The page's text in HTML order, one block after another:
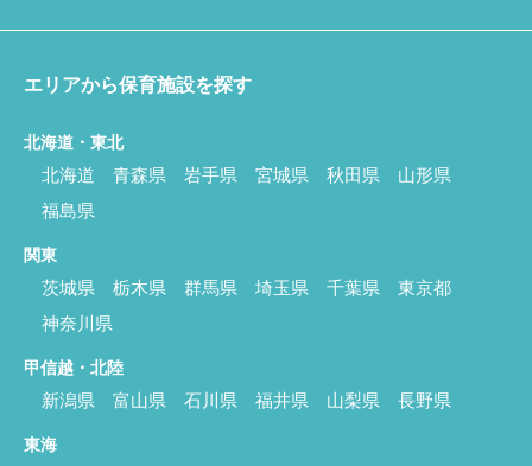
エリアから保育施設を探す
北海道・東北
北海道 青森県 岩手県 宮城県 秋田県
山形県
福島県
関東
茨城県 栃木県 群馬県 埼玉県 千葉県
東京都
神奈川県
甲信越・北陸
新潟県 富山県 石川県 福井県 山梨県 長野県
東海